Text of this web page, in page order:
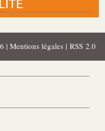
| Mentions légales | RSS 2.0